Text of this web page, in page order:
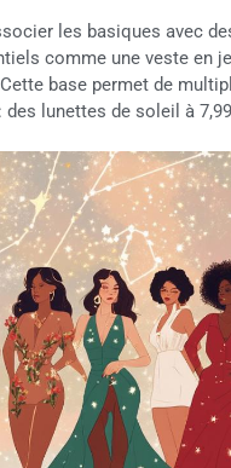
les basiques avec
comme une veste en
base permet de
lunettes de soleil à